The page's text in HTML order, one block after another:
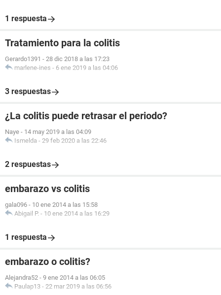
1 respuesta
Tratamiento para la colitis
Gerardo1391 - 28 dic 2018 a las 17:23
marlene-ines - 6 ene 2019 a las 04:06
3 respuestas
¿La colitis puede retrasar el periodo?
Naye - 14 may 2019 a las 04:09
Ismelda - 29 feb 2020 a las 22:46
2 respuestas
embarazo vs colitis
gala096 - 10 ene 2014 a las 15:58
Abigail P. - 10 ene 2014 a las 16:29
1 respuesta
embarazo o colitis?
Alejandra52 - 9 ene 2014 a las 06:05
Paulap13 - 22 mar 2019 a las 06:56